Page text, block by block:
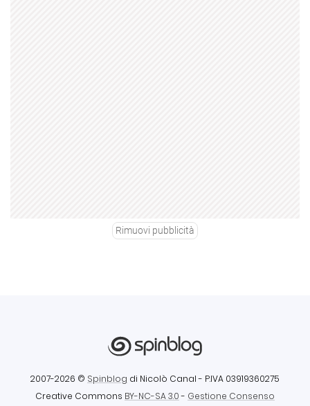
Rimuovi pubblicità
2007-2026 © Spinblog di Nicolò Canal - P.IVA 03919360275
Creative Commons BY-NC-SA 3.0- Gestione Consenso